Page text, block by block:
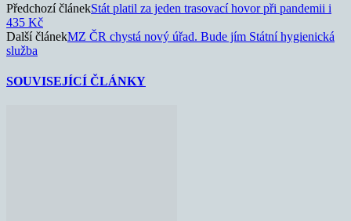
Předchozí článekStát platil za jeden trasovací hovor při pandemii i
435 Kč
Další článekMZ ČR chystá nový úřad. Bude jím Státní hygienická
služba
SOUVISEJÍCÍ ČLÁNKY